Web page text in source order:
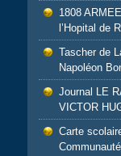
1808
l’Hopital de
Tascher de
Napoléon
Journal LE
VICTOR
Carte
Communauté